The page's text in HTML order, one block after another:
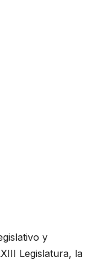
y
Legislatura, la